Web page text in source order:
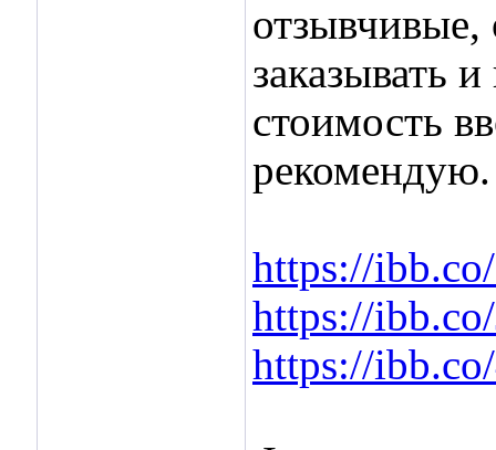
отзывчивые,
заказывать
стоимость
рекомендую.
https://
https://
https://